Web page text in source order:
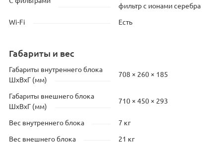
фильтр с ионами серебра
Wi-Fi Есть
Габариты и вес
Габариты внутреннего блока
ШхВхГ (мм)
708 × 260 × 185
Габариты внешнего блока
ШхВхГ (мм)
710 × 450 × 293
Вес внутреннего блока 7 кг
Вес внешнего блока 21 кг